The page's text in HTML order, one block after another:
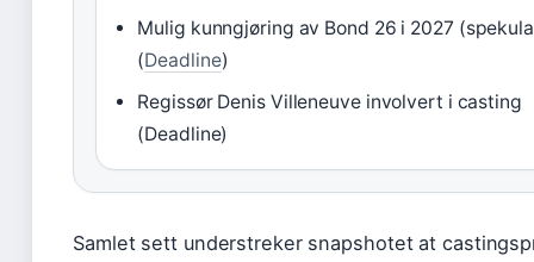
Mulig kunngjøring av Bond 26 i 2027
(Deadline)
Regissør Denis Villeneuve involvert i casting
(Deadline)
Samlet sett understreker snapshotet at